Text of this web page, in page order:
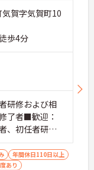
賀字気賀町10
歩4分
研修および相
了者■歓迎：
、初任者研修
ス管理責任者の
年間休日110日以上
あり